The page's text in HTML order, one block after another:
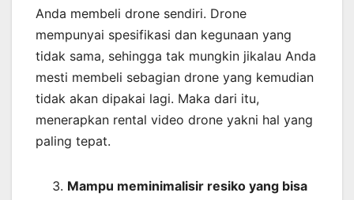
Anda membeli drone sendiri. Drone
mempunyai spesifikasi dan kegunaan yang
tidak sama, sehingga tak mungkin jikalau Anda
mesti membeli sebagian drone yang kemudian
tidak akan dipakai lagi. Maka dari itu,
menerapkan rental video drone yakni hal yang
paling tepat.
Mampu meminimalisir resiko yang bisa